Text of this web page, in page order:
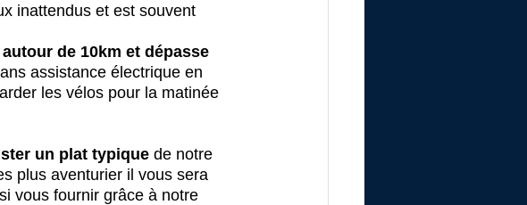
inattendus et est souvent
de 10km et dépasse
assistance électrique en
les vélos pour la matinée
un plat typique de notre
plus aventurier il vous sera
vous fournir grâce à notre